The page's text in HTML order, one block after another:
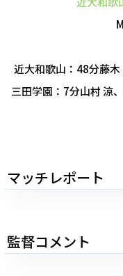
近大和歌山：48分藤
三田学園：7分山村 涼
マッチレポート
監督コメント